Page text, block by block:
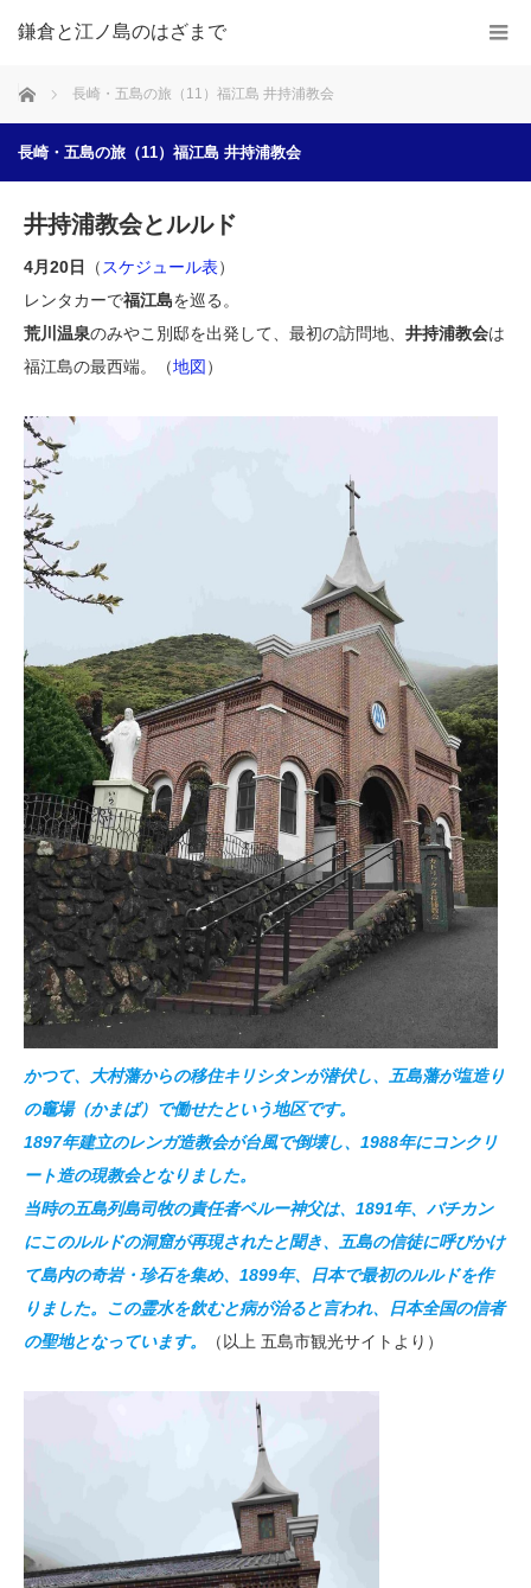
鎌倉と江ノ島のはざまで
ホーム 長崎・五島の旅（11）福江島 井持浦教会
長崎・五島の旅（11）福江島 井持浦教会
井持浦教会とルルド
4月20日 （ スケジュール表）
レンタカーで福江島を巡る。
荒川温泉のみやこ別邸を出発して、最初の訪問地、 井持浦教会は
福江島の最西端。（地図 ）
かつて、大村藩からの移住キリシタンが潜伏し、五島藩が塩造り
の竈場（かまば）で働せたという地区です。
1897年建立のレンガ造教会が台風で倒壊し、1988年にコンクリ
ート造の現教会となりました。
当時の五島列島司牧の責任者ペルー神父は、1891年、バチカン
にこのルルドの洞窟が再現されたと聞き、五島の信徒に呼びかけ
て島内の奇岩・珍石を集め、1899年、日本で最初のルルドを作
りました。この霊水を飲むと病が治ると言われ、日本全国の信者
の聖地となっています。
（以上 五島市観光サイトより）